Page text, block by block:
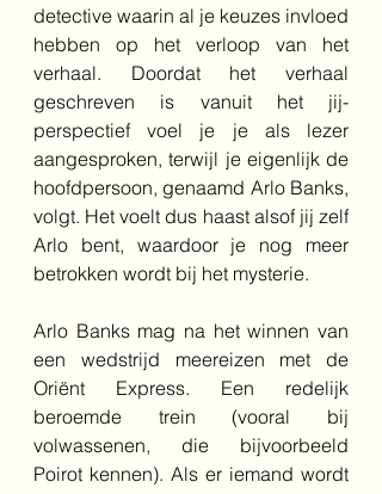
detective waarin al je keuzes invloed
hebben op het verloop van het
verhaal. Doordat het verhaal
geschreven is vanuit het jij-
perspectief voel je je als lezer
aangesproken, terwijl je eigenlijk de
hoofdpersoon, genaamd Arlo Banks,
volgt. Het voelt dus haast alsof jij zelf
Arlo bent, waardoor je nog meer
betrokken wordt bij het mysterie.
Arlo Banks mag na het winnen van
een wedstrijd meereizen met de
Oriënt Express. Een redelijk
beroemde trein (vooral bij
volwassenen, die bijvoorbeeld
Poirot kennen). Als er iemand wordt